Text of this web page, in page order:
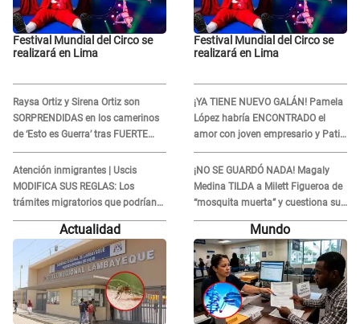
Festival Mundial del Circo se
realizará en Lima
Raysa Ortiz y Sirena Ortiz son
SORPRENDIDAS en los camerinos
de ‘Esto es Guerra’ tras FUERTE
ENFRENTAMIENTO con Gabriel
Moisés: “Gracias”
Atención inmigrantes | Uscis
MODIFICA SUS REGLAS: Los
trámites migratorios que podrían
necesitar tu prueba de ADN
Festival Mundial del Circo se
realizará en Lima
¡YA TIENE NUEVO GALÁN! Pamela
López habría ENCONTRADO el
amor con joven empresario y Pati
Lorena la ECHA en VIVO
¡NO SE GUARDÓ NADA! Magaly
Medina TILDA a Milett Figueroa de
“mosquita muerta” y cuestiona su
RECONCILIACIÓN con Marcelo
Tinelli en TV argentina
Actualidad Mundo